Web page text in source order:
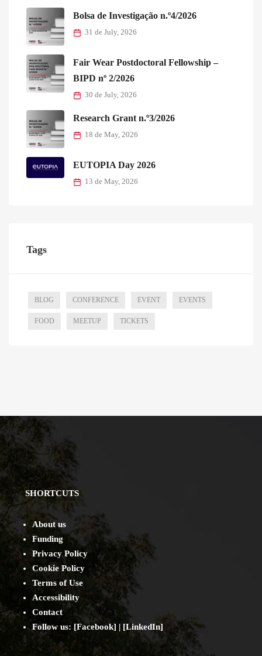
Bolsa de Investigação n.º4/2026
31 de July, 2026
Fair Wear Postdoctoral Fellowship –
BIPD nº 2/2026
30 de July, 2026
Research Grant n.º3/2026
18 de May, 2026
EUTOPIA Day 2026
13 de May, 2026
Tags
BLOG CONFERENCE EVENT EVENTS
FOOD MEETUP TICKETS
SHORTCUTS
About us
Funding
Privacy Policy
Cookie Policy
Terms of Use
Accessibility
Contact
Follow us: [Facebook] | [LinkedIn]